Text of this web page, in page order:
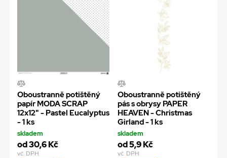
Oboustranně potištěný
papír MODA SCRAP
12x12" - Pastel Eucalyptus
- 1 ks
skladem
od 30,6 Kč
vč. DPH
Oboustranně potištěný
pás s obrysy PAPER
HEAVEN - Christmas
Girland - 1 ks
skladem
od 5,9 Kč
vč. DPH